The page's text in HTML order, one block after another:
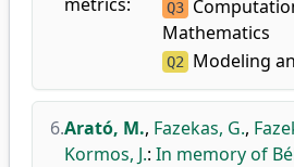
Q3
Mathematics
Q2 Modeling
6.Arató, M., Fazekas, G.,
Kormos, J.: In memory of